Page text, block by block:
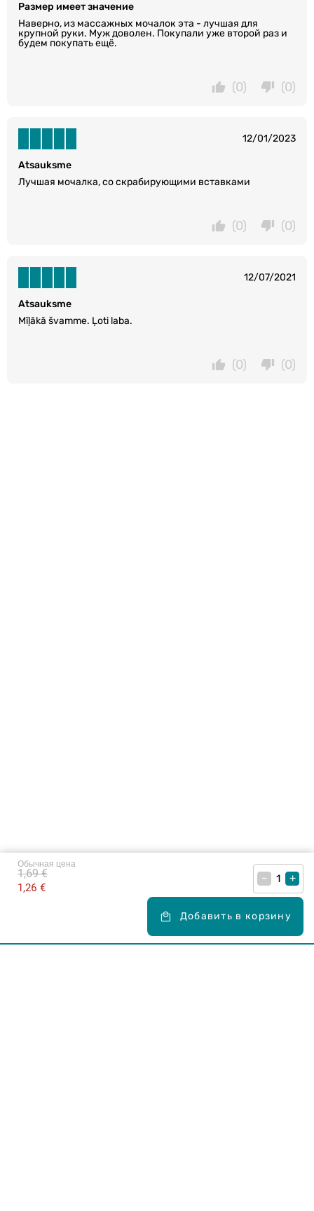
Обычная цена
1,26 €
1,69 € – +
Добавить в корзину
Размер имеет значение
Наверно, из массажных мочалок эта - лучшая для
крупной руки. Муж доволен. Покупали уже второй раз и
будем покупать ещё.
(0)
(0)
12/01/2023
Atsauksme
Лучшая мочалка, со скрабирующими вставками
(0)
(0)
12/07/2021
Atsauksme
Mīļākā švamme. Ļoti laba.
(0)
(0)